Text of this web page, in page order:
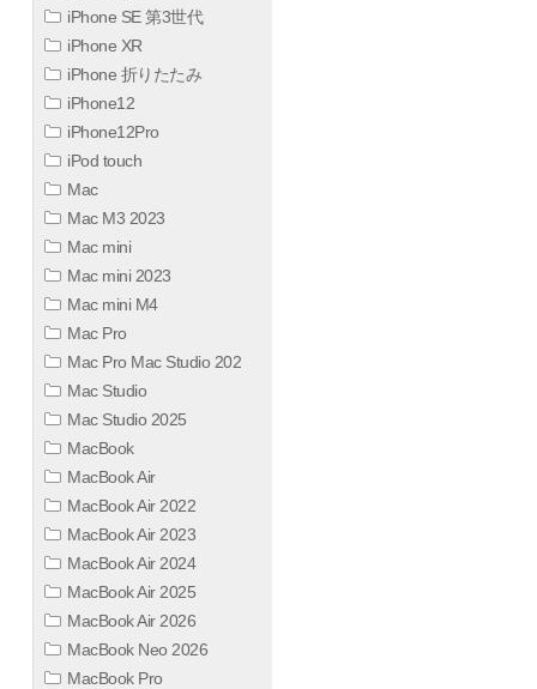
iPhone SE 第3世代
iPhone XR
iPhone 折りたたみ
iPhone12
iPhone12Pro
iPod touch
Mac
Mac M3 2023
Mac mini
Mac mini 2023
Mac mini M4
Mac Pro
Mac Pro Mac Studio 202
Mac Studio
Mac Studio 2025
MacBook
MacBook Air
MacBook Air 2022
MacBook Air 2023
MacBook Air 2024
MacBook Air 2025
MacBook Air 2026
MacBook Neo 2026
MacBook Pro